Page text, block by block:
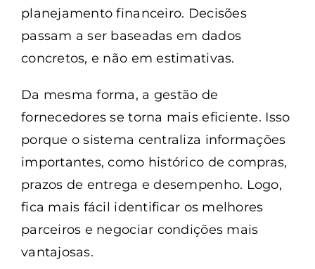
planejamento financeiro. Decisões
passam a ser baseadas em dados
concretos, e não em estimativas.
Da mesma forma, a gestão de
fornecedores se torna mais eficiente. Isso
porque o sistema centraliza informações
importantes, como histórico de compras,
prazos de entrega e desempenho. Logo,
fica mais fácil identificar os melhores
parceiros e negociar condições mais
vantajosas.